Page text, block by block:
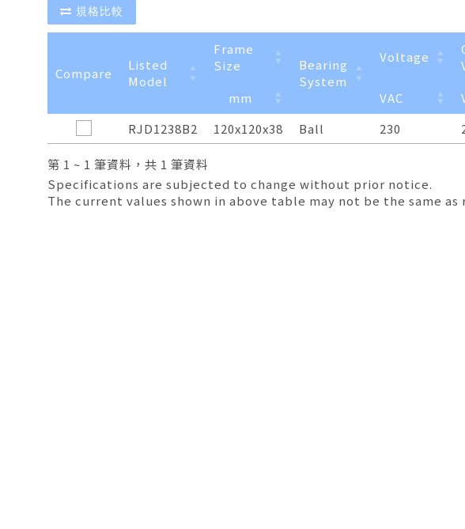
規格比較
Compare
Listed
Model
Frame
Size
Bearing
System
Voltage
mm VAC
Compare
Listed
Model
Frame
Size
Bearing
System
Voltage
mm VAC
RJD1238B2 120x120x38 Ball 230
第 1 ~ 1 筆資料，共 1 筆資料
Specifications are subjected to change without prior notice.
The current values shown in above table may not be the same as